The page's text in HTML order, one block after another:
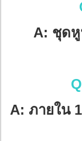
A: ชุด
A: ภายใน